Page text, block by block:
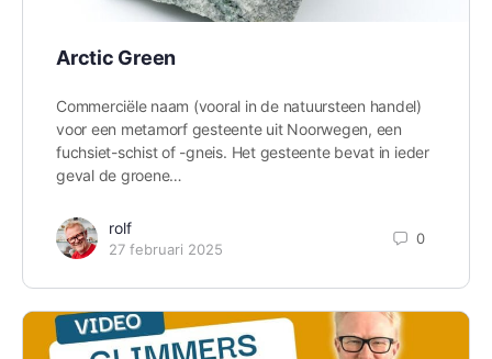
Arctic Green
Commerciële naam (vooral in de natuursteen handel)
voor een metamorf gesteente uit Noorwegen, een
fuchsiet-schist of -gneis. Het gesteente bevat in ieder
geval de groene…
rolf
27 februari 2025
0